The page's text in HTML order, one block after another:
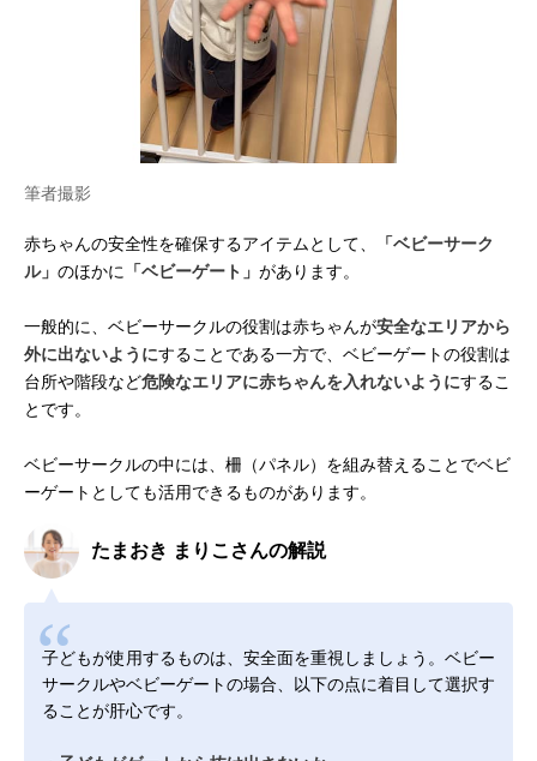
筆者撮影
赤ちゃんの安全性を確保するアイテムとして、
「ベビーサーク
ル」 のほかに 「ベビーゲート」 があります。
一般的に、ベビーサークルの役割は赤ちゃんが安全なエリアから
外に出ないようにすることである一方で、ベビーゲートの役割は
台所や階段など危険なエリアに赤ちゃんを入れないようにするこ
とです。
ベビーサークルの中には、柵（パネル）を組み替えることでベビ
ーゲートとしても活用できるものがあります。
たまおき まりこさんの解説
子どもが使用するものは、安全面を重視しましょう。ベビー
サークルやベビーゲートの場合、以下の点に着目して選択す
ることが肝心です。